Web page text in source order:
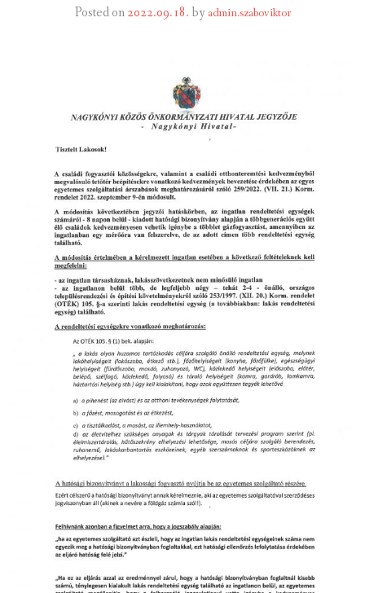
GALÉRIA
KAPCSOLAT
LETÖLTHETŐ NYOMTATVÁNYOK
VÁLASZTÁS 2026
TELEPÜLÉSIKÉPVISELŐI VAGYONNYILATKOZATOK – 2026.
ROMA NEMZETISÉGI ÖNKORMÁNYZATI KÉPVISELŐK
VAGYONNYILATKOZATA – 2026. ÉV
Posted on2022.09.18.by admin.szaboviktor